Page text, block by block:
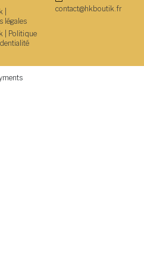
légales
| Politique
contact@hkboutik.fr